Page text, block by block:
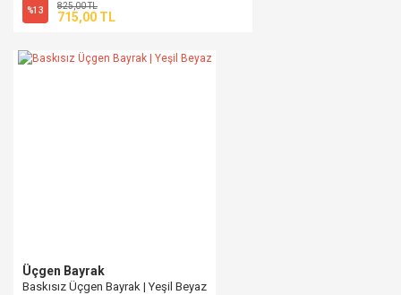
%13 825,00 TL
715,00 TL
Üçgen Bayrak
Baskısız Üçgen Bayrak | Yeşil Beyaz